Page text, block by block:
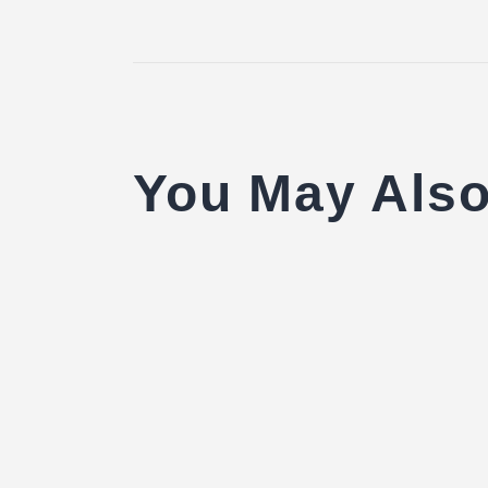
You May